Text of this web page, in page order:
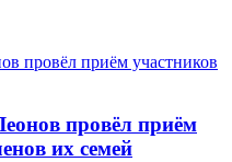
провёл приём
их семей